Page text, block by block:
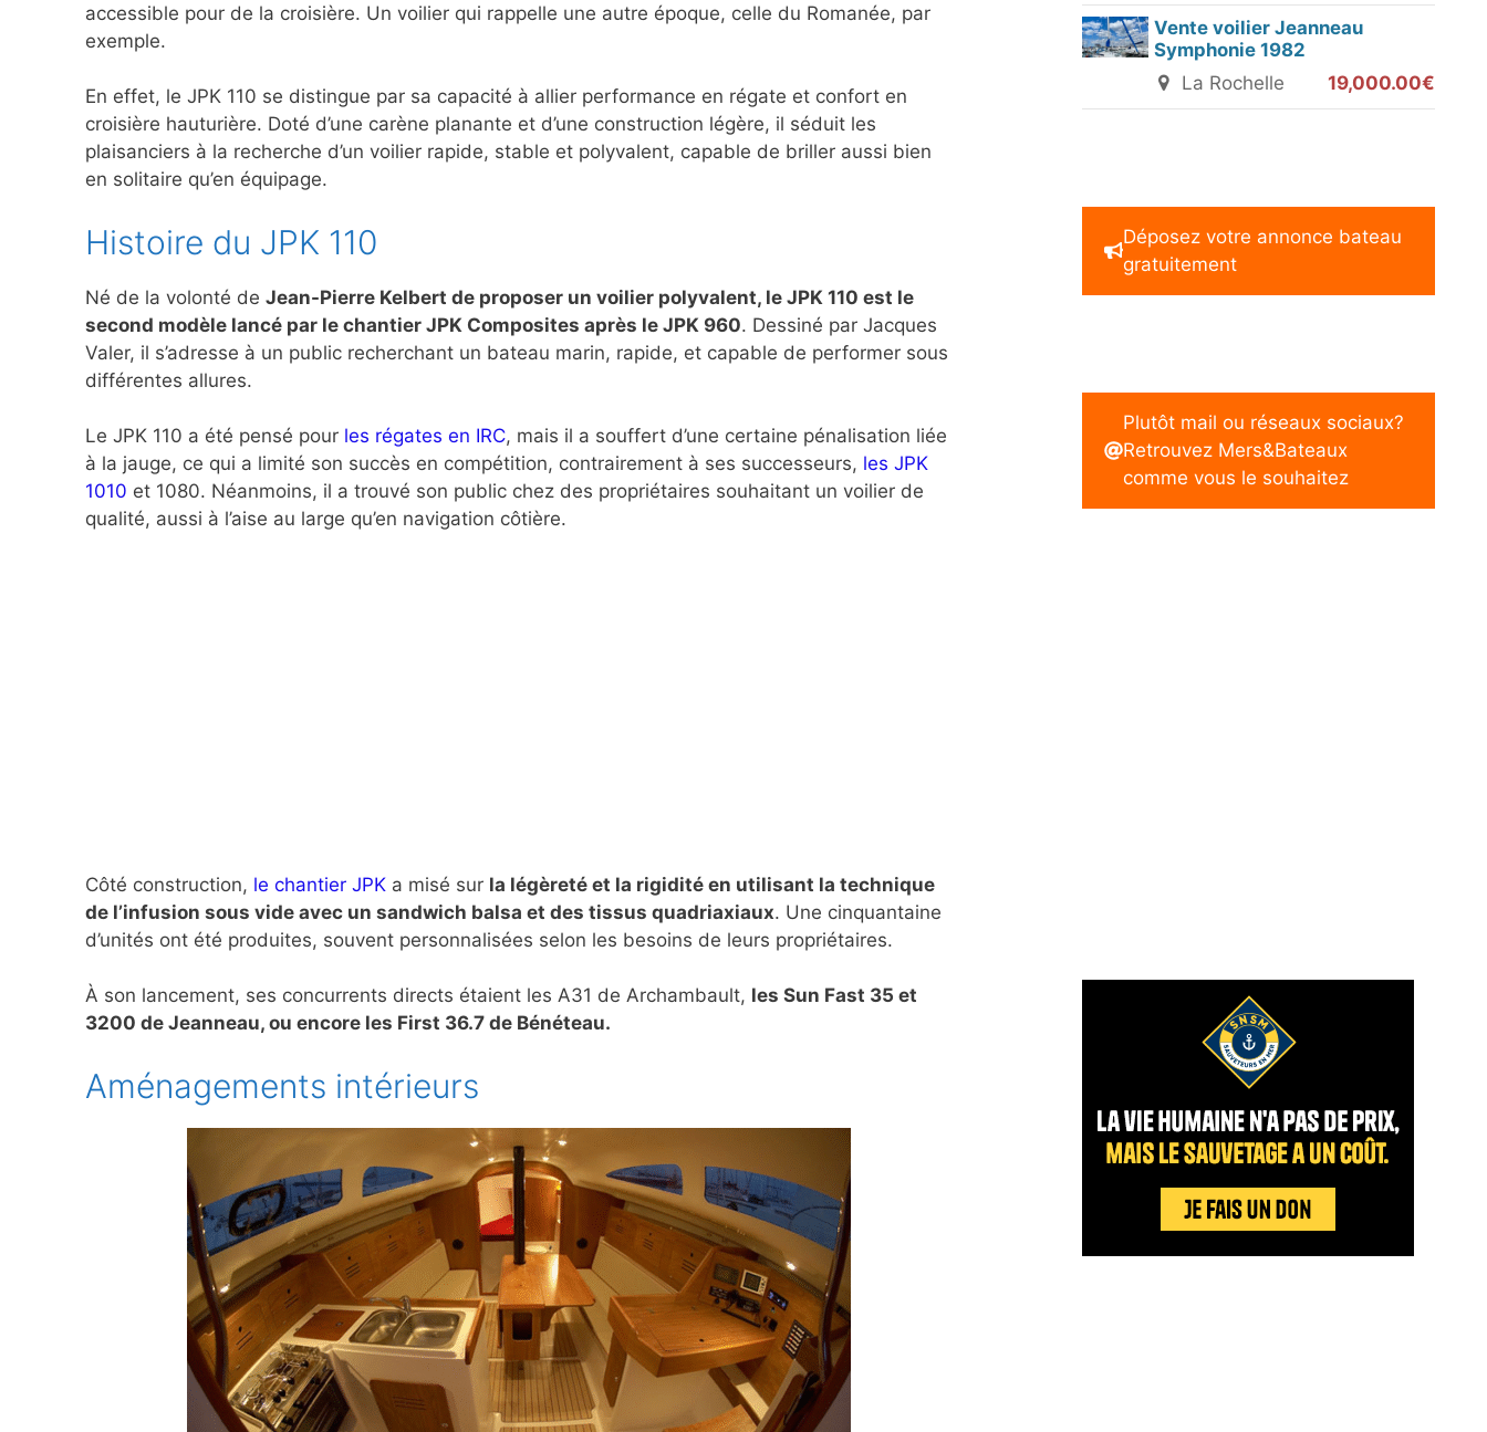
accessible pour de la croisière. Un voilier qui rappelle une autre époque, celle du Romanée, par
exemple.
En effet, le JPK 110 se distingue par sa capacité à allier performance en régate et confort en
croisière hauturière. Doté d’une carène planante et d’une construction légère, il séduit les
plaisanciers à la recherche d’un voilier rapide, stable et polyvalent, capable de briller aussi bien
en solitaire qu’en équipage.
Histoire du JPK 110
Né de la volonté de Jean-Pierre Kelbert de proposer un voilier polyvalent, le JPK 110 est le
second modèle lancé par le chantier JPK Composites après le JPK 960. Dessiné par Jacques
Valer, il s’adresse à un public recherchant un bateau marin, rapide, et capable de performer sous
différentes allures.
Le JPK 110 a été pensé pour les régates en IRC, mais il a souffert d’une certaine pénalisation liée
à la jauge, ce qui a limité son succès en compétition, contrairement à ses successeurs, les JPK
1010 et 1080. Néanmoins, il a trouvé son public chez des propriétaires souhaitant un voilier de
qualité, aussi à l’aise au large qu’en navigation côtière.
Côté construction, le chantier JPK a misé sur la légèreté et la rigidité en utilisant la technique
de l’infusion sous vide avec un sandwich balsa et des tissus quadriaxiaux. Une cinquantaine
d’unités ont été produites, souvent personnalisées selon les besoins de leurs propriétaires.
À son lancement, ses concurrents directs étaient les A31 de Archambault, les Sun Fast 35 et
3200 de Jeanneau, ou encore les First 36.7 de Bénéteau.
Aménagements intérieurs
Vente voilier Jeanneau
Symphonie 1982
La Rochelle
19,000.00€
Déposez votre annonce bateau
gratuitement
Plutôt mail ou réseaux sociaux?
Retrouvez Mers&Bateaux
comme vous le souhaitez